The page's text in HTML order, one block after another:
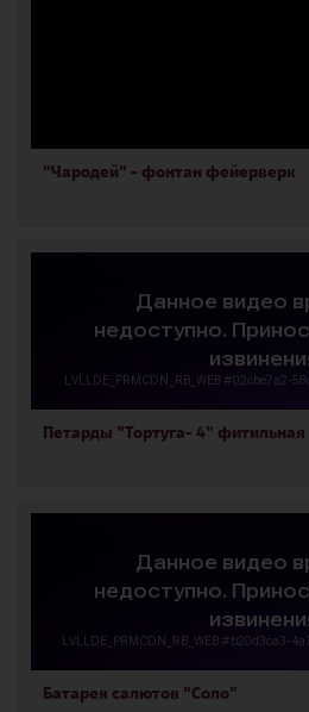
"Чародей" - фонтан фейерверк
Петарды "Тортуга- 4" фитильная
Батарея салютов "Соло"